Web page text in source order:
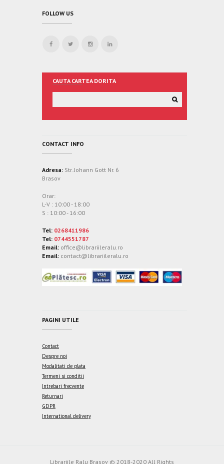
FOLLOW US
CAUTA CARTEA DORITA
CONTACT INFO
Adresa: Str. Johann Gott Nr. 6
Brasov
Orar:
L-V : 10:00 - 18:00
S : 10:00 - 16:00
Tel: 0268411986
Tel: 0744551787
Email: office@librariileralu.ro
Email: contact@librariileralu.ro
PAGINI UTILE
Contact
Despre noi
Modalitati de plata
Termeni si conditii
Intrebari frecvente
Returnari
GDPR
International delivery
Librariile Ralu Brasov © 2018-2020 All Rights